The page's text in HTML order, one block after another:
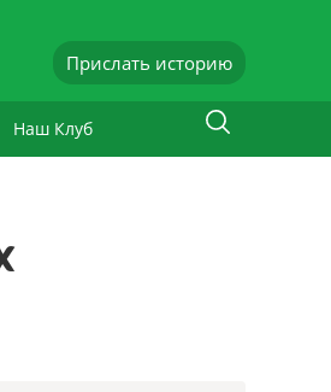
Прислать историю
Наш Клуб